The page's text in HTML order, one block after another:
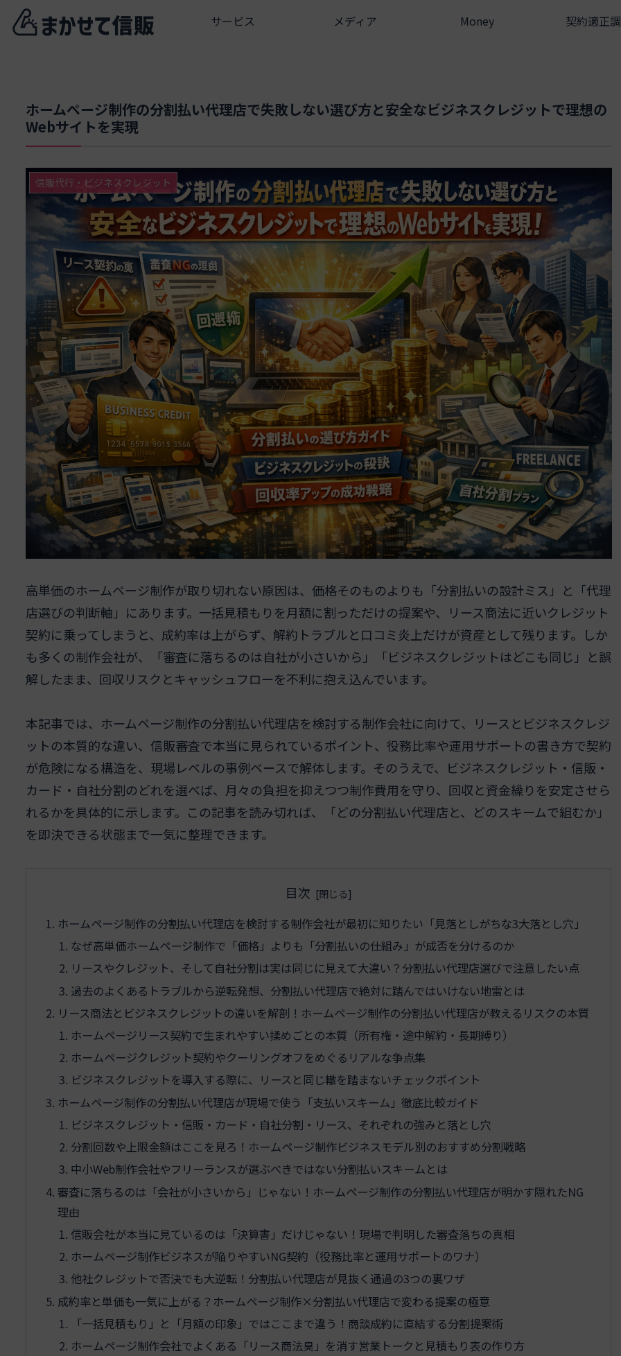
サービス メディア Money 契約適正
ホームページ制作の分割払い代理店で失敗しない選び方と安全なビジネスクレジットで理想の
Webサイトを実現
信販代行・ビジネスクレジット
高単価のホームページ制作が取り切れない原因は、価格そのものよりも「分割払いの設計ミス」と「代理
店選びの判断軸」にあります。一括見積もりを月額に割っただけの提案や、リース商法に近いクレジット
契約に乗ってしまうと、成約率は上がらず、解約トラブルと口コミ炎上だけが資産として残ります。しか
も多くの制作会社が、「審査に落ちるのは自社が小さいから」「ビジネスクレジットはどこも同じ」と誤
解したまま、回収リスクとキャッシュフローを不利に抱え込んでいます。
本記事では、ホームページ制作の分割払い代理店を検討する制作会社に向けて、リースとビジネスクレジ
ットの本質的な違い、信販審査で本当に見られているポイント、役務比率や運用サポートの書き方で契約
が危険になる構造を、現場レベルの事例ベースで解体します。そのうえで、ビジネスクレジット・信販・
カード・自社分割のどれを選べば、月々の負担を抑えつつ制作費用を守り、回収と資金繰りを安定させら
れるかを具体的に示します。この記事を読み切れば、「どの分割払い代理店と、どのスキームで組むか」
を即決できる状態まで一気に整理できます。
目次
ホームページ制作の分割払い代理店を検討する制作会社が最初に知りたい「見落としがちな3大落とし穴」
なぜ高単価ホームページ制作で「価格」よりも「分割払いの仕組み」が成否を分けるのか
リースやクレジット、そして自社分割は実は同じに見えて大違い？分割払い代理店選びで注意したい点
過去のよくあるトラブルから逆転発想、分割払い代理店で絶対に踏んではいけない地雷とは
リース商法とビジネスクレジットの違いを解剖！ホームページ制作の分割払い代理店が教えるリスクの本質
ホームページリース契約で生まれやすい揉めごとの本質（所有権・途中解約・長期縛り）
ホームページクレジット契約やクーリングオフをめぐるリアルな争点集
ビジネスクレジットを導入する際に、リースと同じ轍を踏まないチェックポイント
ホームページ制作の分割払い代理店が現場で使う「支払いスキーム」徹底比較ガイド
ビジネスクレジット・信販・カード・自社分割・リース、それぞれの強みと落とし穴
分割回数や上限金額はここを見ろ！ホームページ制作ビジネスモデル別のおすすめ分割戦略
中小Web制作会社やフリーランスが選ぶべきではない分割払いスキームとは
審査に落ちるのは「会社が小さいから」じゃない！ホームページ制作の分割払い代理店が明かす隠れたNG
理由
信販会社が本当に見ているのは「決算書」だけじゃない！現場で判明した審査落ちの真相
ホームページ制作ビジネスが陥りやすいNG契約（役務比率と運用サポートのワナ）
他社クレジットで否決でも大逆転！分割払い代理店が見抜く通過の3つの裏ワザ
成約率と単価も一気に上がる？ホームページ制作×分割払い代理店で変わる提案の極意
「一括見積もり」と「月額の印象」ではここまで違う！商談成約に直結する分割提案術
ホームページ制作会社でよくある「リース商法臭」を消す営業トークと見積もり表の作り方